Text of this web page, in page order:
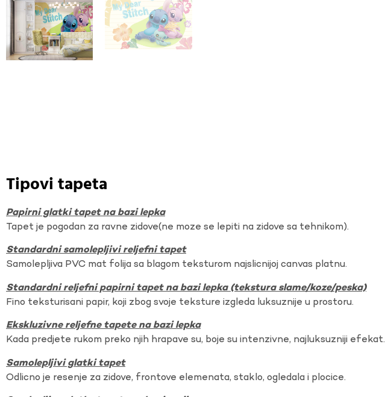
Tipovi tapeta
Papirni glatki tapet na bazi lepka
Tapet je pogodan za ravne zidove(ne moze se lepiti na zidove sa tehnikom).
Standardni samolepljivi reljefni tapet
Samolepljiva PVC mat folija sa blagom teksturom najslicnijoj canvas platnu.
Standardni reljefni papirni tapet na bazi lepka (tekstura slame/koze/peska)
Fino teksturisani papir, koji zbog svoje teksture izgleda luksuznije u prostoru.
Ekskluzivne reljefne tapete na bazi lepka
Kada predjete rukom preko njih hrapave su, boje su intenzivne, najluksuzniji efekat.
Samolepljivi glatki tapet
Odlicno je resenje za zidove, frontove elemenata, staklo, ogledala i plocice.